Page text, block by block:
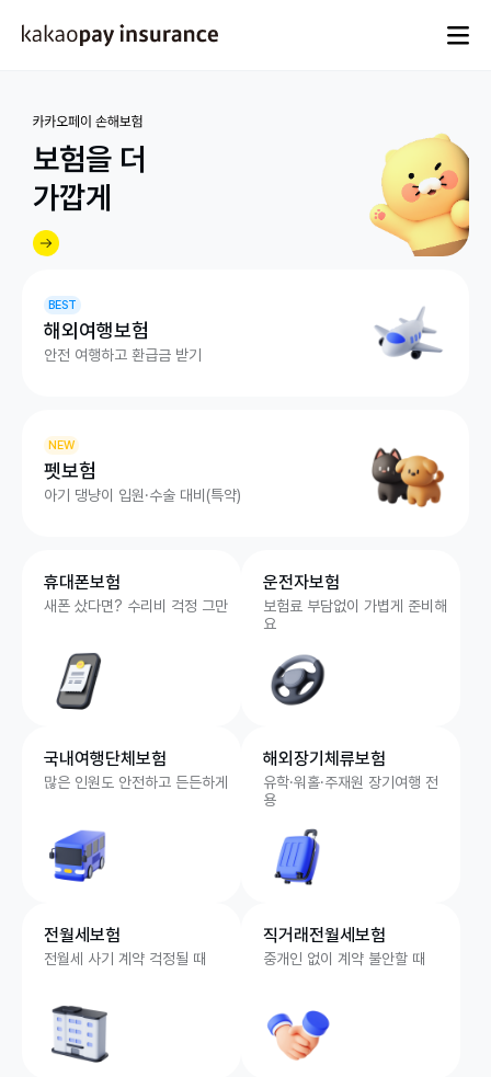
카카오페이손해보험
품
보험을 더
가깝게
BEST
해외여행보험
안전 여행하고 환급금 받기
NEW
펫보험
아기 댕냥이 입원·수술 대비(특약)
휴대폰보험
새폰 샀다면? 수리비 걱정 그만
운전자보험
보험료 부담없이 가볍게 준비해
요
국내여행단체보험
많은 인원도 안전하고 든든하게
해외장기체류보험
유학·워홀·주재원 장기여행 전
용
전월세보험
전월세 사기 계약 걱정될 때
직거래전월세보험
중개인 없이 계약 불안할 때